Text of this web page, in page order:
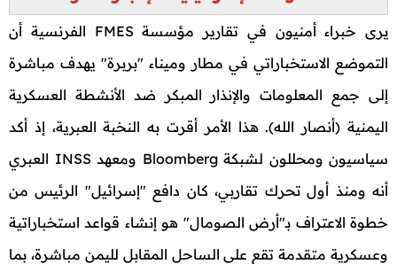
يرى خبراء أمنيون في تقارير مؤسسة FMES الفرنسية أن
التموضع الاستخباراتي في مطار وميناء "بربرة" يهدف مباشرة
إلى جمع المعلومات والإنذار المبكر ضد الأنشطة العسكرية
اليمنية (أنصار الله). هذا الأمر أقرت به النخبة العبرية، إذ أكد
سياسيون ومحللون لشبكة Bloomberg ومعهد INSS العبري
أنه ومنذ أول تحرك تقاربي، كان دافع "إسرائيل" الرئيس من
خطوة الاعتراف بـ"أرض الصومال" هو إنشاء قواعد استخباراتية
وعسكرية متقدمة تقع على الساحل المقابل لليمن مباشرة، بما